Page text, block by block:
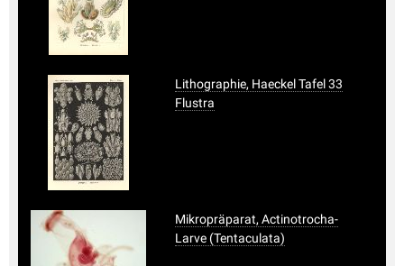
Lithographie, Haeckel Tafel 33
Flustra
Mikropräparat, Actinotrocha-
Larve (Tentaculata)